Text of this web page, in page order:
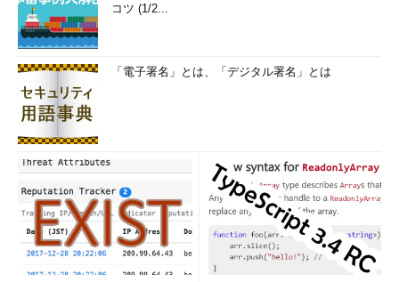
コツ (1/2...
「電子署名」とは、「デジタル署名」とは